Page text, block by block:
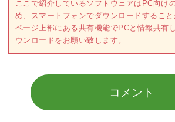
ここで紹介しているソフトウェアはPC向け
め、スマートフォンでダウンロードすること
ページ上部にある共有機能でPCと情報共有
ウンロードをお願い致します。
コメント